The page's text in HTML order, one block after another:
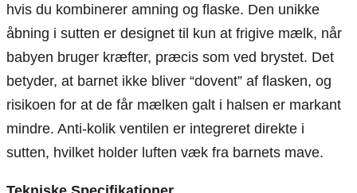
hvis du kombinerer amning og flaske. Den unikke
åbning i sutten er designet til kun at frigive mælk, når
babyen bruger kræfter, præcis som ved brystet. Det
betyder, at barnet ikke bliver “dovent” af flasken, og
risikoen for at de får mælken galt i halsen er markant
mindre. Anti-kolik ventilen er integreret direkte i
sutten, hvilket holder luften væk fra barnets mave.